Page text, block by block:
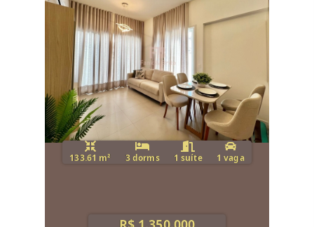
133.61 m² 3 dorms 1 suíte 1 vaga